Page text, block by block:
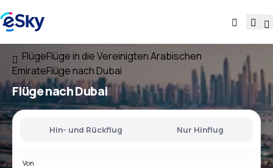
FlügeFlüge in die Vereinigten Arabischen
EmirateFlüge nach Dubai
Flüge nach Dubai
Hin- und Rückflug Nur Hinflug
Von